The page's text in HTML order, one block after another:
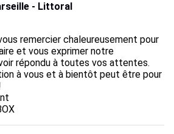
- Littoral
remercier chaleureusement pour
et vous exprimer notre
répondu à toutes vos attentes.
à vous et à bientôt peut être pour